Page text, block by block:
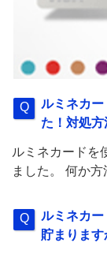
ルミネカ
た！対処
ルミネカードを
ました。 何か方
ルミネカ
貯まります